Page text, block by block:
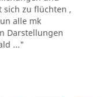
sich zu flüchten ,
alle mk
Darstellungen
..."